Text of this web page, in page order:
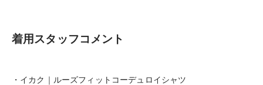
着用スタッフコメント
・イカク｜ルーズフィットコーデュロイシャツ